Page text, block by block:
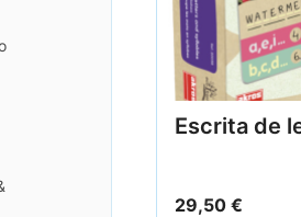
Escrita de
29,50 €